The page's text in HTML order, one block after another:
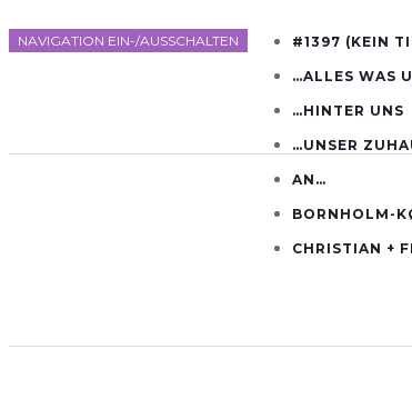
NAVIGATION EIN-/AUSSCHALTEN #1397 (KEIN
…ALLES WAS
…HINTER UNS
…UNSER
AN…
BORNHOLM-
CHRISTIAN +